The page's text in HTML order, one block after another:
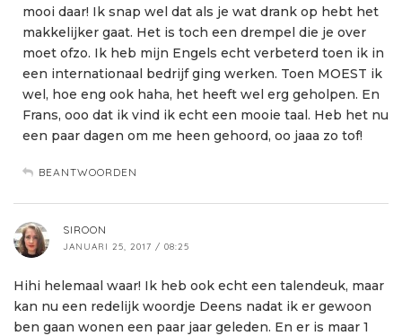
mooi daar! Ik snap wel dat als je wat drank op hebt het
makkelijker gaat. Het is toch een drempel die je over
moet ofzo. Ik heb mijn Engels echt verbeterd toen ik in
een internationaal bedrijf ging werken. Toen MOEST ik
wel, hoe eng ook haha, het heeft wel erg geholpen. En
Frans, ooo dat ik vind ik echt een mooie taal. Heb het nu
een paar dagen om me heen gehoord, oo jaaa zo tof!
BEANTWOORDEN
SIROON
JANUARI 25, 2017 / 08:25
Hihi helemaal waar! Ik heb ook echt een talendeuk, maar
kan nu een redelijk woordje Deens nadat ik er gewoon
ben gaan wonen een paar jaar geleden. En er is maar 1